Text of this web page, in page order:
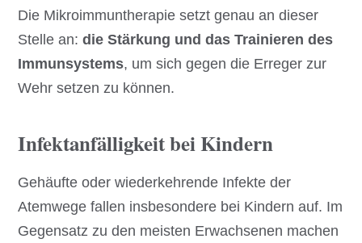
Die Mikroimmuntherapie setzt genau an dieser
Stelle an:die Stärkung und das Trainieren des
Immunsystems, um sich gegen die Erreger zur
Wehr setzen zu können.
Infektanfälligkeit bei Kindern
Gehäufte oder wiederkehrende Infekte der
Atemwege fallen insbesondere bei Kindern auf. Im
Gegensatz zu den meisten Erwachsenen machen